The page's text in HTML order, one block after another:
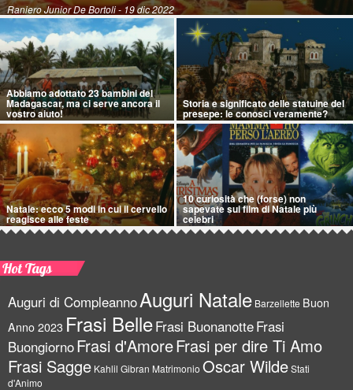
Raniero Junior De Bortoli- 19 dic 2022
Abbiamo adottato 23 bambini del
Madagascar, ma ci serve ancora il
vostro aiuto!
Storia e significato delle statuine del
presepe: le conosci veramente?
Natale: ecco 5 modi in cui il cervello
reagisce alle feste
10 curiosità che (forse) non
sapevate sui film di Natale più
celebri
Hot Tags
Auguri di CompleannoAuguri Natale Barzellette Buon
Anno 2023 Frasi BelleFrasi BuonanotteFrasi
BuongiornoFrasi d'AmoreFrasi per dire Ti Amo
Frasi Sagge Kahlil Gibran Matrimonio Oscar WildeStati
d'Animo